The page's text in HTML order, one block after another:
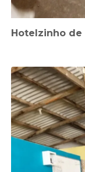
Hotelzinho